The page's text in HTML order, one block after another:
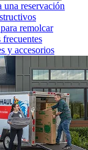
una reservación
remolcar
frecuentes
y accesorios